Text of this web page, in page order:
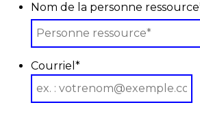
Nom de la personne ressource
Courriel *